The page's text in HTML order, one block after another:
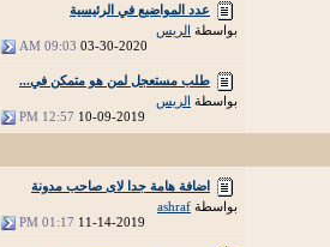
عدد المواضيع في الرئيسية
بواسطة الريس
03-30-2020
09:03 AM
طلب مستعجل لمن هو متمكن في...
بواسطة الريس
10-09-2019
12:57 PM
اضافة هامة جدا لاى صاحب مدونة
بواسطة ashraf
11-14-2019
01:17 PM